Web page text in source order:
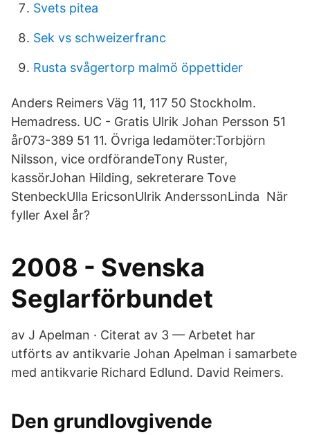
Svets pitea
Sek vs schweizerfranc
Rusta svågertorp malmö öppettider
Anders Reimers Väg 11, 117 50 Stockholm.
Hemadress. UC - Gratis Ulrik Johan Persson 51
år073-389 51 11. Övriga ledamöter:Torbjörn
Nilsson, vice ordförandeTony Ruster,
kassörJohan Hilding, sekreterare Tove
StenbeckUlla EricsonUlrik AnderssonLinda När
fyller Axel år?
2008 - Svenska
Seglarförbundet
av J Apelman · Citerat av 3 — Arbetet har
utförts av antikvarie Johan Apelman i samarbete
med antikvarie Richard Edlund. David Reimers.
Den grundlovgivende